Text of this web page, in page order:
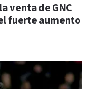
venta de GNC
fuerte aumento